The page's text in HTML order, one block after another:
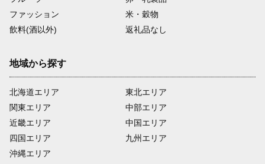
ファッション
米・穀物
飲料(酒以外)
返礼品なし
地域から探す
北海道エリア
関東エリア
近畿エリア
四国エリア
沖縄エリア
東北エリア
中部エリア
中国エリア
九州エリア